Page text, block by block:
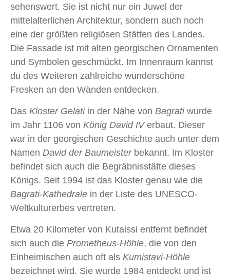
sehenswert. Sie ist nicht nur ein Juwel der
mittelalterlichen Architektur, sondern auch noch
eine der größten religiösen Stätten des Landes.
Die Fassade ist mit alten georgischen Ornamenten
und Symbolen geschmückt. Im Innenraum kannst
du des Weiteren zahlreiche wunderschöne
Fresken an den Wänden entdecken.
Das Kloster Gelatiin der Nähe von Bagratiwurde
im Jahr 1106 von König David IVerbaut. Dieser
war in der georgischen Geschichte auch unter dem
Namen David der Baumeisterbekannt. Im Kloster
befindet sich auch die Begräbnisstätte dieses
Königs. Seit 1994 ist das Kloster genau wie die
Bagrati-Kathedrale in der Liste des UNESCO-
Weltkulturerbes vertreten.
Etwa 20 Kilometer von Kutaissi entfernt befindet
sich auch die Prometheus-Höhle, die von den
Einheimischen auch oft als Kumistavi-Höhle
bezeichnet wird. Sie wurde 1984 entdeckt und ist